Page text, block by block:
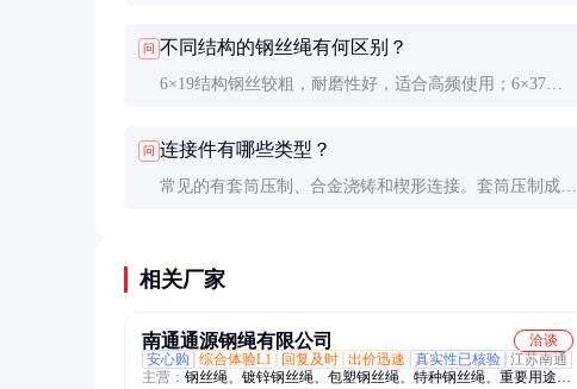
或重载使用环境下，寿命可能缩短至1年左右。
问 不同结构的钢丝绳有何区别？
6×19结构钢丝较粗，耐磨性好，适合高频使用；6×37结
时需根据具体需求选择。
问 连接件有哪些类型？
常见的有套筒压制、合金浇铸和楔形连接。套筒压制成本
相关厂家
南通通源钢绳有限公司
洽谈
安心购
综合体验L1 回复及时 出价迅速 真实性已核验 江苏南通
主营： 钢丝绳、镀锌钢丝绳、包塑钢丝绳、特种钢丝绳、重要用途钢